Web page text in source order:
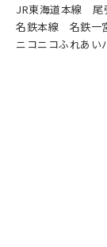
JR東海道本線 尾
名鉄本線 名鉄一
ニコニコふれあ